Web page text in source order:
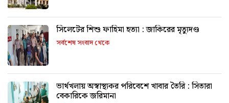
সিলেটের শিশু ফাহিমা হত্যা : জাকিরের মৃত্যুদণ্ড
সর্বশেষ সংবাদ থেকে
ভার্থখলায় অস্বাস্থ্যকর পরিবেশে খাবার তৈরি : সিতারা
বেকারিকে জরিমানা